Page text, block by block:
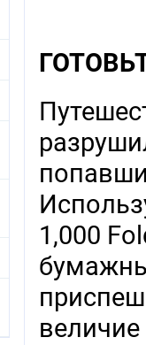
1,000